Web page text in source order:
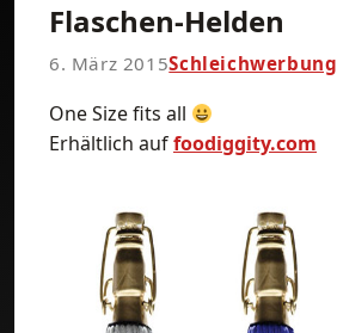
Flaschen-Helden
6. März 2015Schleichwerbung
One Size fits all
Erhältlich auffoodiggity.com